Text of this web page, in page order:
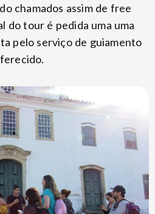
chamados assim de free
do tour é pedida uma uma
pelo serviço de guiamento